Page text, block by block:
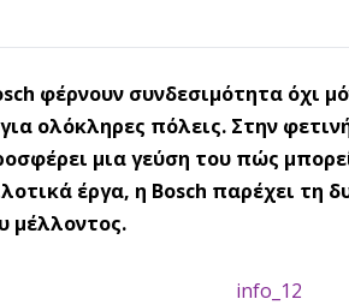
φέρνουν συνδεσιμότητα όχι
ολόκληρες πόλεις. Στην
μια γεύση του πώς
έργα, η Bosch παρέχει τη
μέλλοντος.